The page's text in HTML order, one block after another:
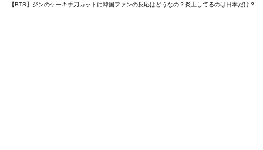
【BTS】ジンのケーキ手刀カットに韓国ファンの反応はどうなの？炎上してるのは日本だけ？